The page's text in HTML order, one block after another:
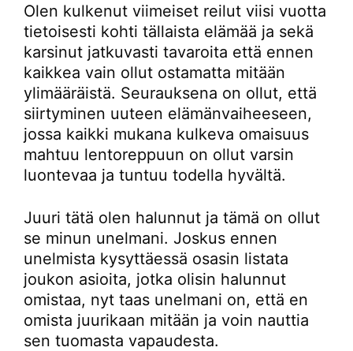
Olen kulkenut viimeiset reilut viisi vuotta
tietoisesti kohti tällaista elämää ja sekä
karsinut jatkuvasti tavaroita että ennen
kaikkea vain ollut ostamatta mitään
ylimääräistä. Seurauksena on ollut, että
siirtyminen uuteen elämänvaiheeseen,
jossa kaikki mukana kulkeva omaisuus
mahtuu lentoreppuun on ollut varsin
luontevaa ja tuntuu todella hyvältä.
Juuri tätä olen halunnut ja tämä on ollut
se minun unelmani. Joskus ennen
unelmista kysyttäessä osasin listata
joukon asioita, jotka olisin halunnut
omistaa, nyt taas unelmani on, että en
omista juurikaan mitään ja voin nauttia
sen tuomasta vapaudesta.